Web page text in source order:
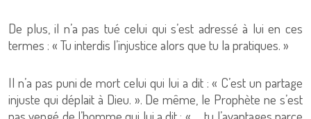
De plus, il n’a pas tué celui qui s’est adressé à lui en ces
termes : « Tu interdis l’injustice alors que tu la pratiques. »
Il n’a pas puni de mort celui qui lui a dit : « C’est un partage
injuste qui déplait à Dieu. ». De même, le Prophète ne s’est